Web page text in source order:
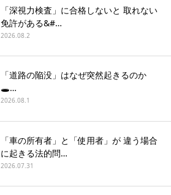
「深視力検査」に合格しないと 取れない
免許がある&#…
2026.08.2
「道路の陥没」はなぜ突然起きるのか
🕳…
2026.08.1
「車の所有者」と「使用者」が 違う場合
に起きる法的問…
2026.07.31